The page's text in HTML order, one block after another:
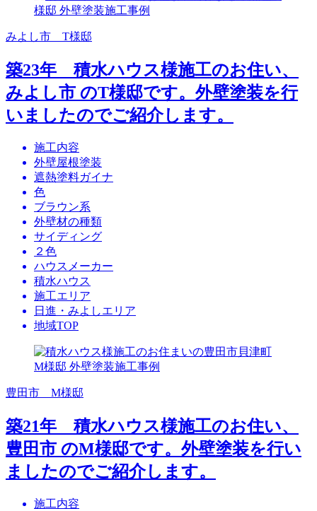
みよし市 T様邸
築23年 積水ハウス様施工のお住い、
みよし市 のT様邸です。外壁塗装を行
いましたのでご紹介します。
施工内容
外壁屋根塗装
遮熱塗料ガイナ
色
ブラウン系
外壁材の種類
サイディング
２色
ハウスメーカー
積水ハウス
施工エリア
日進・みよしエリア
地域TOP
豊田市 M様邸
築21年 積水ハウス様施工のお住い、
豊田市 のM様邸です。外壁塗装を行い
ましたのでご紹介します。
施工内容